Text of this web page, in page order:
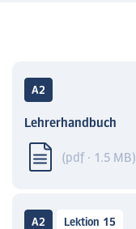
A2
Lehrerhandbuch
(pdf · 1.5 MB)
A2 Lektion 15